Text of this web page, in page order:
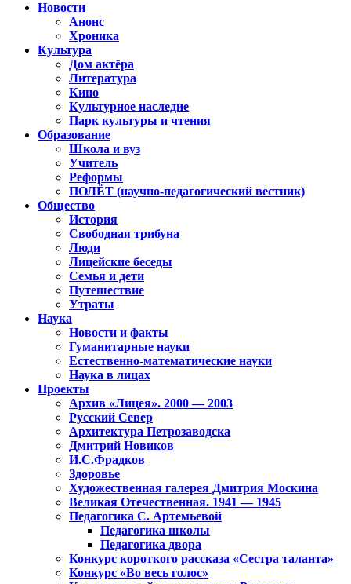
Новости
Анонс
Хроника
Культура
Дом актёра
Литература
Кино
Культурное наследие
Парк культуры и чтения
Образование
Школа и вуз
Учитель
Реформы
ПОЛЁТ (научно-педагогический вестник)
Общество
История
Свободная трибуна
Люди
Лицейские беседы
Семья и дети
Путешествие
Утраты
Наука
Новости и факты
Гуманитарные науки
Естественно-математические науки
Наука в лицах
Проекты
Архив «Лицея». 2000 — 2003
Русский Север
Архитектура Петрозаводска
Дмитрий Новиков
И.С.Фрадков
Здоровье
Художественная галерея Дмитрия Москина
Великая Отечественная. 1941 — 1945
Педагогика С. Артемьевой
Педагогика школы
Педагогика двора
Конкурс короткого рассказа «Сестра таланта»
Конкурс «Во весь голос»